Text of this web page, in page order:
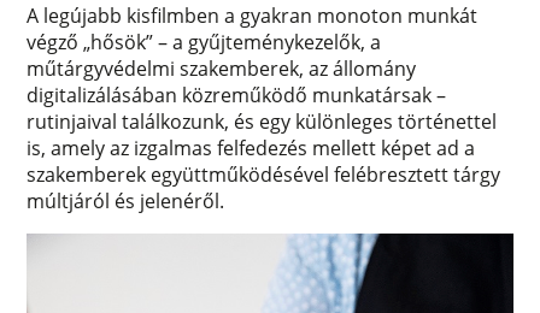
A legújabb kisfilmben a gyakran monoton munkát
végző „hősök” – a gyűjteménykezelők, a
műtárgyvédelmi szakemberek, az állomány
digitalizálásában közreműködő munkatársak –
rutinjaival találkozunk, és egy különleges történettel
is, amely az izgalmas felfedezés mellett képet ad a
szakemberek együttműködésével felébresztett tárgy
múltjáról és jelenéről.